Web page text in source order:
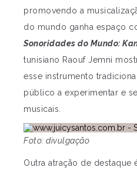
promovendo a
do mundo ganha espaço
Sonoridades do Mundo:
tunisiano Raouf Jemni
esse instrumento
público a experimentar e
musicais.
Foto: divulgação
Outra atração de destaque